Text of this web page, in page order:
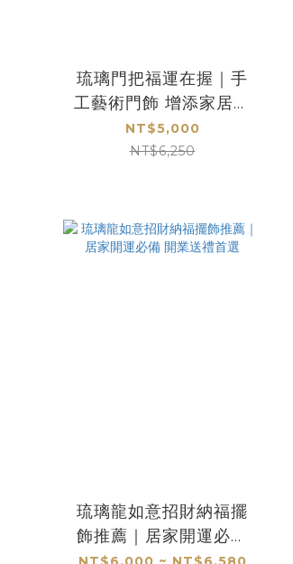
琉璃門把福運在握｜手
工藝術門飾 增添家居美
感與吉祥氛圍
NT$5,000
NT$6,250
琉璃龍如意招財納福擺
飾推薦｜居家開運必備